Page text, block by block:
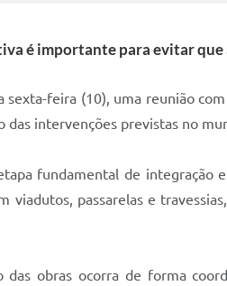
é importante para evitar que
feira (10), uma reunião
das intervenções previstas no
fundamental de
passarelas e
obras ocorra de forma